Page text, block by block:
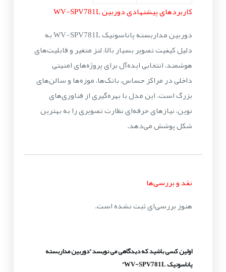
کاربردهای پیشنهادی دوربین WV-SPV781L
دوربین مداربسته پاناسونیک WV-SPV781L به
دلیل کیفیت تصویر بسیار بالا، لنز متغیر و قابلیت‌های
هوشمند، انتخابی ایده‌آل برای پروژه‌های امنیتی
داخلی در مراکز حساس، بانک‌ها، موزه‌ها و سالن‌های
بزرگ است. این مدل با بهره‌گیری از فناوری‌های
نوین، نیازهای حرفه‌ای نظارت تصویری را به بهترین
شکل پوشش می‌دهد.
نقد و بررسی‌ها
هنوز بررسی‌ای ثبت نشده است.
اولین کسی باشید که دیدگاهی می نویسد “دوربین مداربسته
پاناسونیک WV-SPV781L”